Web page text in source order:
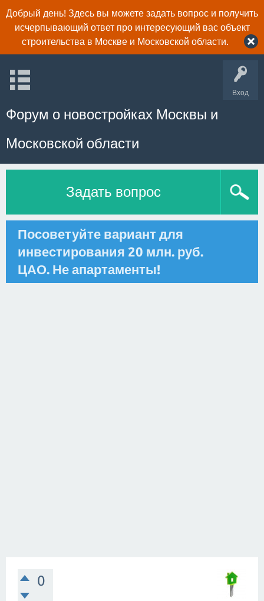
Добрый день! Здесь вы можете задать вопрос и получить
исчерпывающий ответ про интересующий вас объект
строительства в Москве и Московской области.
Вход
Форум о новостройках Москвы и
Московской области
Задать вопрос
Посоветуйте вариант для
инвестирования 20 млн. руб.
ЦАО. Не апартаменты!
0